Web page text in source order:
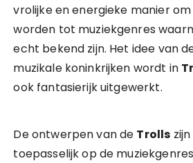
vrolijke en energieke manier
worden tot muziekgenres
echt bekend zijn. Het idee van
muzikale koninkrijken wordt in
ook fantasierijk uitgewerkt.
De ontwerpen van de Trolls
toepasselijk op de